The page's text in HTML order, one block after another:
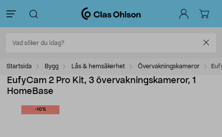
Startsida Bygg Lås & hemsäkerhet Övervakningskameror
EufyCam 2 Pro Kit, 3 övervakningskameror, 1
HomeBase
-10%